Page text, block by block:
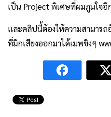
เป็น Project พิเศษที่ผมภูมใจ
และคลิปนี้ต้องให้ความสามารถ
ที่มิกเสียงออกมาได้เมพขิงๆ